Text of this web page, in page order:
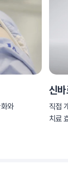
와
신바
직접
치료